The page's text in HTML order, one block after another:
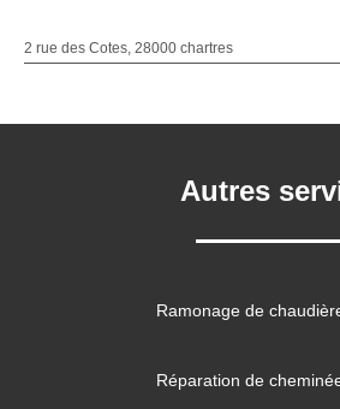
2 rue des Cotes, 28000 chartres
Autres
Ramonage de
Réparation de